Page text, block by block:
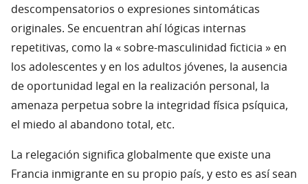
descompensatorios o expresiones sintomáticas
originales. Se encuentran ahí lógicas internas
repetitivas, como la « sobre-masculinidad ficticia » en
los adolescentes y en los adultos jóvenes, la ausencia
de oportunidad legal en la realización personal, la
amenaza perpetua sobre la integridad física psíquica,
el miedo al abandono total, etc.
La relegación significa globalmente que existe una
Francia inmigrante en su propio país, y esto es así sean